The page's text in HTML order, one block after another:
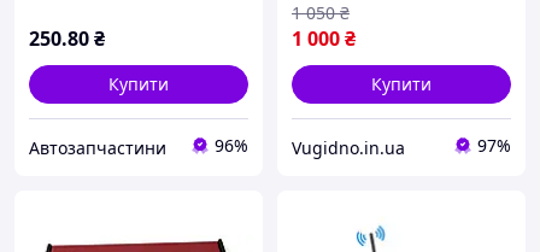
250.80₴
Купити
Автозапчастини 96%
1 000₴
1 050 ₴
Купити
Vugidno.in.ua 97%